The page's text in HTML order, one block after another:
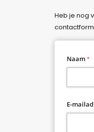
Heb je nog
C
o
a
c
Naam *
E-